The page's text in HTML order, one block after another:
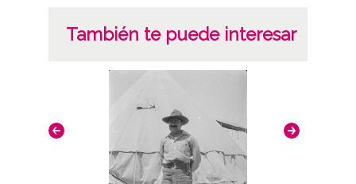
También te puede interesar